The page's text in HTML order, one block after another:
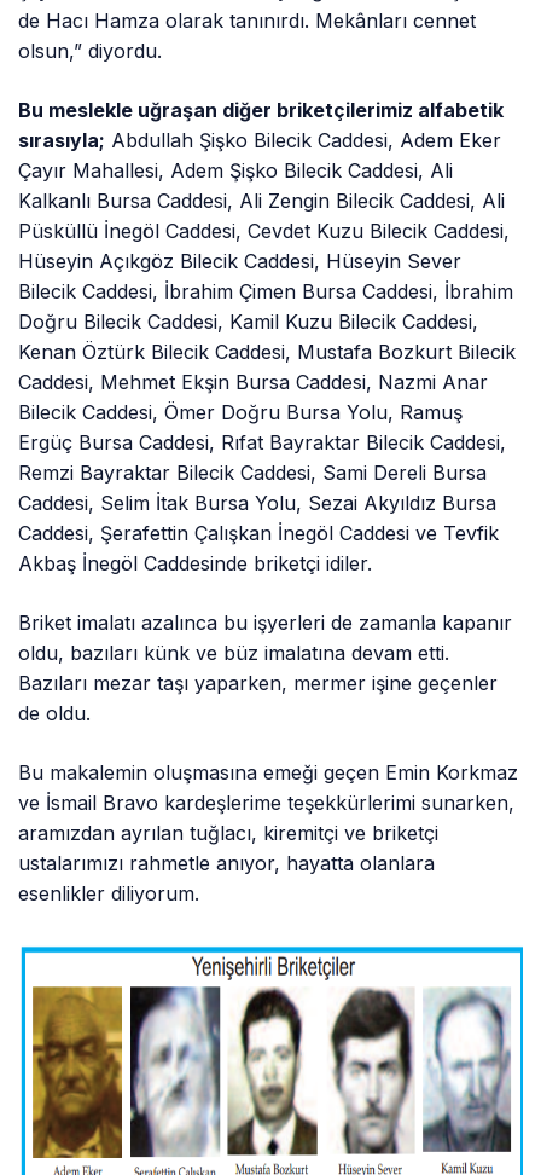
de Hacı Hamza olarak tanınırdı. Mekânları cennet
olsun,” diyordu.
Bu meslekle uğraşan diğer briketçilerimiz alfabetik
sırasıyla; Abdullah Şişko Bilecik Caddesi, Adem Eker
Çayır Mahallesi, Adem Şişko Bilecik Caddesi, Ali
Kalkanlı Bursa Caddesi, Ali Zengin Bilecik Caddesi, Ali
Püsküllü İnegöl Caddesi, Cevdet Kuzu Bilecik Caddesi,
Hüseyin Açıkgöz Bilecik Caddesi, Hüseyin Sever
Bilecik Caddesi, İbrahim Çimen Bursa Caddesi, İbrahim
Doğru Bilecik Caddesi, Kamil Kuzu Bilecik Caddesi,
Kenan Öztürk Bilecik Caddesi, Mustafa Bozkurt Bilecik
Caddesi, Mehmet Ekşin Bursa Caddesi, Nazmi Anar
Bilecik Caddesi, Ömer Doğru Bursa Yolu, Ramuş
Ergüç Bursa Caddesi, Rıfat Bayraktar Bilecik Caddesi,
Remzi Bayraktar Bilecik Caddesi, Sami Dereli Bursa
Caddesi, Selim İtak Bursa Yolu, Sezai Akyıldız Bursa
Caddesi, Şerafettin Çalışkan İnegöl Caddesi ve Tevfik
Akbaş İnegöl Caddesinde briketçi idiler.
Briket imalatı azalınca bu işyerleri de zamanla kapanır
oldu, bazıları künk ve büz imalatına devam etti.
Bazıları mezar taşı yaparken, mermer işine geçenler
de oldu.
Bu makalemin oluşmasına emeği geçen Emin Korkmaz
ve İsmail Bravo kardeşlerime teşekkürlerimi sunarken,
aramızdan ayrılan tuğlacı, kiremitçi ve briketçi
ustalarımızı rahmetle anıyor, hayatta olanlara
esenlikler diliyorum.